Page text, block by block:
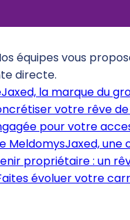
équipes vous
directe.
Jaxed, la marque du
votre rêve
pour votre
MeldomysJaxed, une
propriétaire : un
évoluer votre